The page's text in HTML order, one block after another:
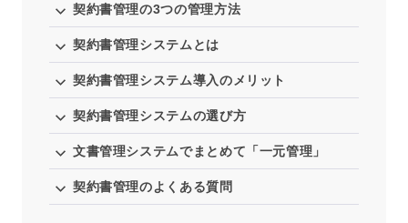
契約書管理の3つの管理方法
契約書管理システムとは
契約書管理システム導入のメリット
契約書管理システムの選び方
文書管理システムでまとめて「一元管理」
契約書管理のよくある質問